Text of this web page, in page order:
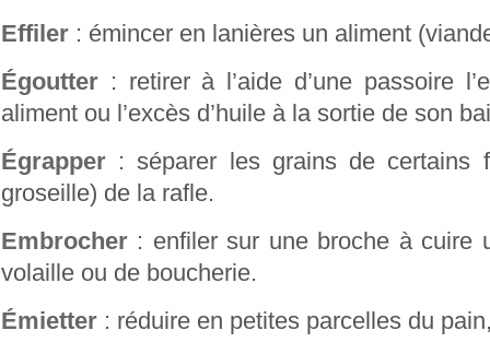
Effiler : émincer en lanières un aliment
Égoutter : retirer à l’aide d’une passoire
aliment ou l’excès d’huile à la sortie de son
Égrapper : séparer les grains de certains
groseille) de la rafle.
Embrocher : enfiler sur une broche à cuire
volaille ou de boucherie.
Émietter : réduire en petites parcelles du